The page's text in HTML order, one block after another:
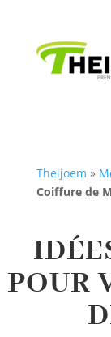
Theijoem »
Coiffure de
POUR